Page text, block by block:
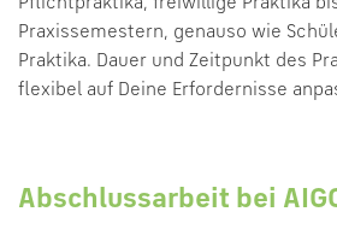
Praxissemestern, genauso wie
Praktika. Dauer und Zeitpunkt des
flexibel auf Deine Erfordernisse
Abschlussarbeit bei